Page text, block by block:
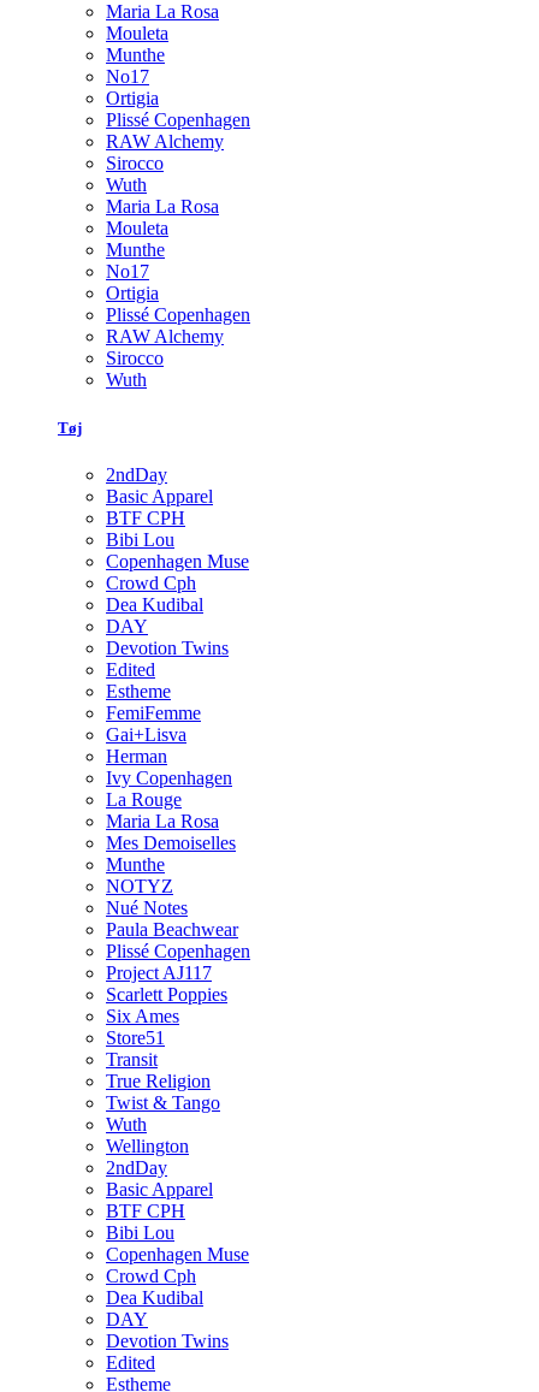
Maria La Rosa
Mouleta
Munthe
No17
Ortigia
Plissé Copenhagen
RAW Alchemy
Sirocco
Wuth
Maria La Rosa
Mouleta
Munthe
No17
Ortigia
Plissé Copenhagen
RAW Alchemy
Sirocco
Wuth
Tøj
2ndDay
Basic Apparel
BTF CPH
Bibi Lou
Copenhagen Muse
Crowd Cph
Dea Kudibal
DAY
Devotion Twins
Edited
Estheme
FemiFemme
Gai+Lisva
Herman
Ivy Copenhagen
La Rouge
Maria La Rosa
Mes Demoiselles
Munthe
NOTYZ
Nué Notes
Paula Beachwear
Plissé Copenhagen
Project AJ117
Scarlett Poppies
Six Ames
Store51
Transit
True Religion
Twist & Tango
Wuth
Wellington
2ndDay
Basic Apparel
BTF CPH
Bibi Lou
Copenhagen Muse
Crowd Cph
Dea Kudibal
DAY
Devotion Twins
Edited
Estheme